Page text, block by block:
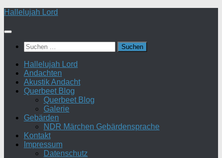
Zum
springen
Hallelujah Lord
Suchen
nach:
Hallelujah Lord
Andachten
Akustik Andacht
Querbeet Blog
Querbeet Blog
Galerie
Gebärden
NDR Märchen Gebärdensprache
Kontakt
Impressum
Datenschutz